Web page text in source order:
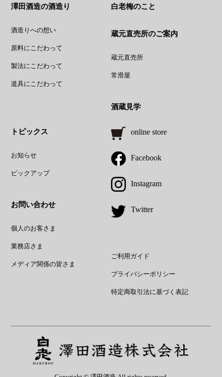
澤田酒造の酒造り
酒造りへの想い
原料にこだわって
製法にこだわって
道具にこだわって
白老梅のこと
蔵元直売所のご案内
蔵元直売所
常滑屋
酒蔵見学
トピックス
お知らせ
ピックアップ
お問い合わせ
個人のお客さま
業務店さま
メディア関係の皆さま
online store
Facebook
Instagram
Twitter
ご利用ガイド
プライバシーポリシー
特定商取引法に基づく表記